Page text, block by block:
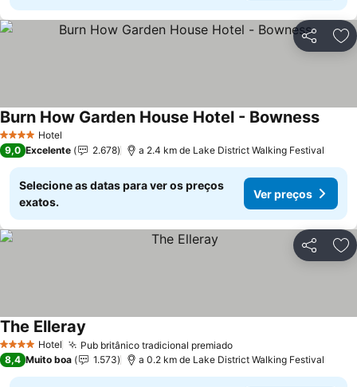
Partilhar
4 EstrelasHotel
Burn How Garden House Hotel - BownessVer
9,0 Excelente 2.678 a 2.4 km de Lake District Walking Festival
Selecione as datas para ver os preços
exatos.
Ver preços
Partilhar
4 EstrelasHotel Pub britânico tradicional premiadoVer preços
The Elleray
8,4 Muito boa 1.573 a 0.2 km de Lake District Walking Festival